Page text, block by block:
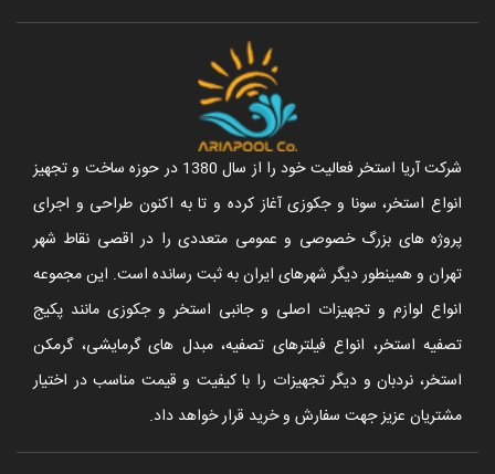
شرکت آریا استخر فعالیت خود را از سال 1380 در حوزه ساخت و تجهیز
انواع استخر، سونا و جکوزی آغاز کرده و تا به اکنون طراحی و اجرای
پروژه های بزرگ خصوصی و عمومی متعددی را در اقصی نقاط شهر
تهران و همینطور دیگر شهرهای ایران به ثبت رسانده است. این مجموعه
انواع لوازم و تجهیزات اصلی و جانبی استخر و جکوزی مانند پکیج
تصفیه استخر، انواع فیلترهای تصفیه، مبدل های گرمایشی، گرمکن
استخر، نردبان و دیگر تجهیزات را با کیفیت و قیمت مناسب در اختیار
مشتریان عزیز جهت سفارش و خرید قرار خواهد داد.